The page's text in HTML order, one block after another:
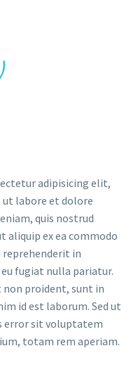
adipisicing elit,
ut labore et dolore
quis nostrud
ex ea commodo
reprehenderit in
fugiat nulla pariatur.
non proident, sunt in
id est laborum. Sed ut
error sit voluptatem
totam rem aperiam.